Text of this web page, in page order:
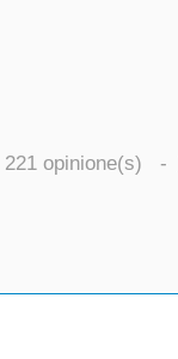
221 opinione(s) -